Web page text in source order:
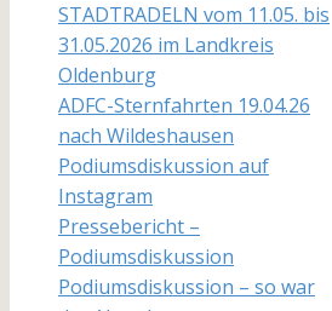
STADTRADELN vom 11.05. bis
31.05.2026 im Landkreis
Oldenburg
ADFC-Sternfahrten 19.04.26
nach Wildeshausen
Podiumsdiskussion auf
Instagram
Pressebericht –
Podiumsdiskussion
Podiumsdiskussion – so war